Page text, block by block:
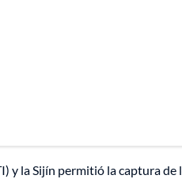
y la Sijín permitió la captura de